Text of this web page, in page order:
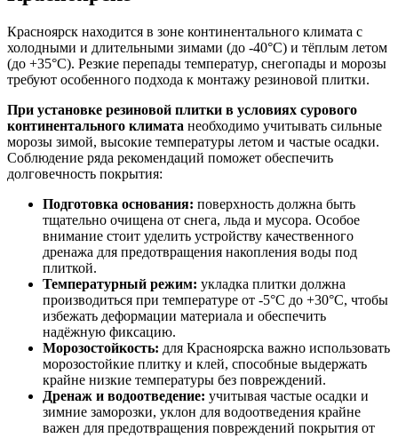
Красноярск находится в зоне континентального климата с
холодными и длительными зимами (до -40°C) и тёплым летом
(до +35°C). Резкие перепады температур, снегопады и морозы
требуют особенного подхода к монтажу резиновой плитки.
При установке резиновой плитки в условиях сурового
континентального климата необходимо учитывать сильные
морозы зимой, высокие температуры летом и частые осадки.
Соблюдение ряда рекомендаций поможет обеспечить
долговечность покрытия:
Подготовка основания: поверхность должна быть
тщательно очищена от снега, льда и мусора. Особое
внимание стоит уделить устройству качественного
дренажа для предотвращения накопления воды под
плиткой.
Температурный режим: укладка плитки должна
производиться при температуре от -5°C до +30°C, чтобы
избежать деформации материала и обеспечить
надёжную фиксацию.
Морозостойкость: для Красноярска важно использовать
морозостойкие плитку и клей, способные выдержать
крайне низкие температуры без повреждений.
Дренаж и водоотведение: учитывая частые осадки и
зимние заморозки, уклон для водоотведения крайне
важен для предотвращения повреждений покрытия от